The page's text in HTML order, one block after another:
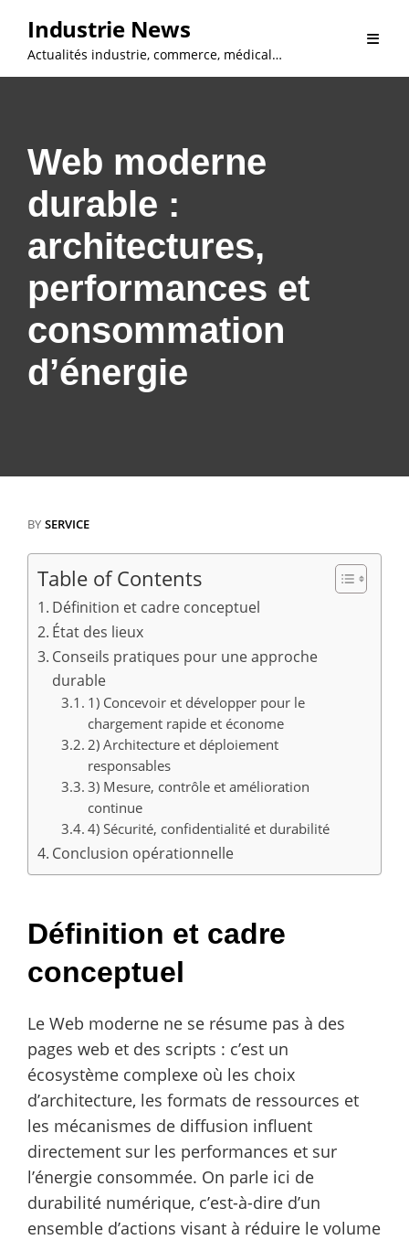
content
Industrie News
Actualités industrie, commerce, médical…
Web moderne
durable :
architectures,
performances et
consommation
d’énergie
BY SERVICE
Table of Contents
Définition et cadre conceptuel
État des lieux
Conseils pratiques pour une approche
durable
1) Concevoir et développer pour le
chargement rapide et économe
2) Architecture et déploiement
responsables
3) Mesure, contrôle et amélioration
continue
4) Sécurité, confidentialité et durabilité
Conclusion opérationnelle
Définition et cadre
conceptuel
Le Web moderne ne se résume pas à des
pages web et des scripts : c’est un
écosystème complexe où les choix
d’architecture, les formats de ressources et
les mécanismes de diffusion influent
directement sur les performances et sur
l’énergie consommée. On parle ici de
durabilité numérique, c’est-à-dire d’un
ensemble d’actions visant à réduire le volume